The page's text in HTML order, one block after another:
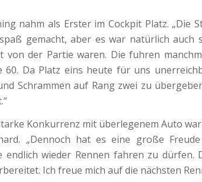
nahm als Erster im Cockpit Platz. „Die
gemacht, aber es war natürlich auch
von der Partie waren. Die fuhren
60. Da Platz eins heute für uns
Schrammen auf Rang zwei zu
Konkurrenz mit überlegenem Auto
„Dennoch hat es eine große
endlich wieder Rennen fahren zu
Ich freue mich auf die nächsten